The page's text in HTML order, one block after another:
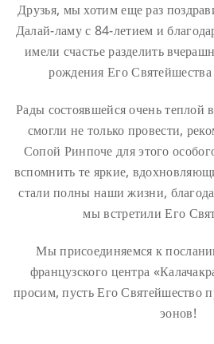
Друзья, мы хотим еще раз
Далай-ламу с 84-летием и
имели счастье разделить
рождения Его
Рады состоявшейся очень теплой
смогли не только провести,
Сопой Ринпоче для этого
вспомнить те яркие,
стали полны наши жизни,
мы встретили Его
Мы присоединяемся к
французского центра
просим, пусть Его Святейшество
эонов!